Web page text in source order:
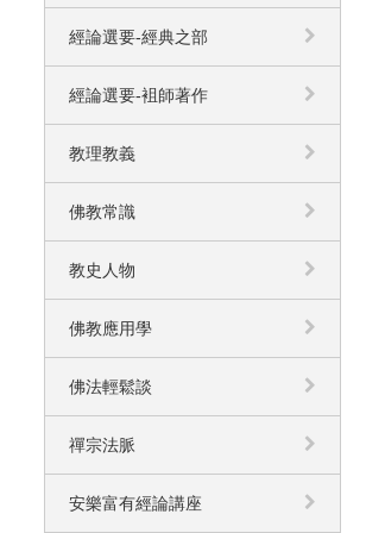
經論選要-經典之部
經論選要-袓師著作
教理教義
佛教常識
教史人物
佛教應用學
佛法輕鬆談
禪宗法脈
安樂富有經論講座